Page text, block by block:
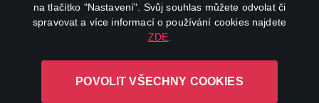
na tlačítko "Nastavení". Svůj souhlas můžete odvolat či
spravovat a více informací o používání cookies najdete
ZDE
POVOLIT VŠECHNY COOKIES
L-1246 Luxembourg R.C.S.